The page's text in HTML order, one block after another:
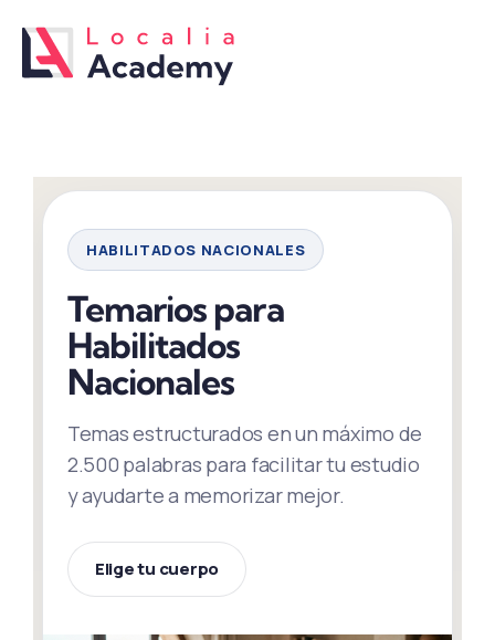
contenido
HABILITADOS NACIONALES
Temarios para
Habilitados
Nacionales
Temas estructurados en un máximo de
2.500 palabras para facilitar tu estudio
y ayudarte a memorizar mejor.
Elige tu cuerpo